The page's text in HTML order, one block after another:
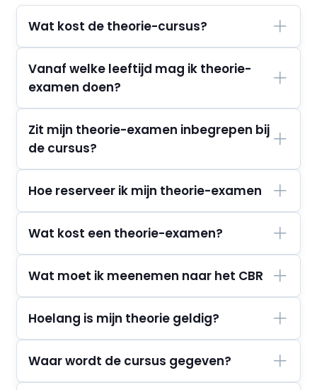
Wat kost de theorie-cursus?
Vanaf welke leeftijd mag ik theorie-
examen doen?
Zit mijn theorie-examen inbegrepen bij
de cursus?
Hoe reserveer ik mijn theorie-examen
Wat kost een theorie-examen?
Wat moet ik meenemen naar het CBR
Hoelang is mijn theorie geldig?
Waar wordt de cursus gegeven?